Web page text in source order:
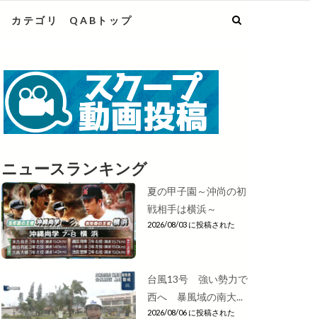
カテゴリ QABトップ
ニュースランキング
夏の甲子園～沖尚の初
戦相手は横浜～
2026/08/03 に投稿された
台風13号 強い勢力で
西へ 暴風域の南大...
2026/08/06 に投稿された